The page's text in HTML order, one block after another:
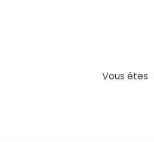
Vous êtes